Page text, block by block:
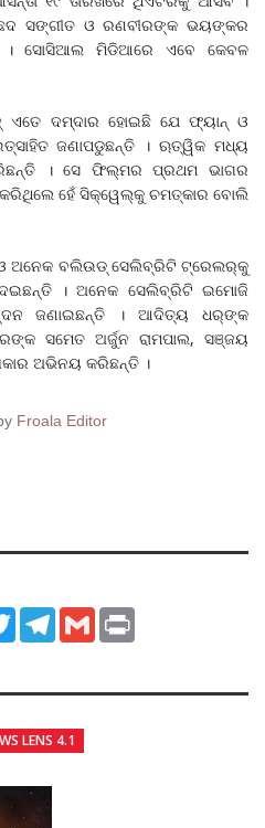
ସଙ୍ଗୀତ ଓ ରଣବୀରଙ୍କ ଭୟଙ୍କର
। ସୋସିଆଲ ମିଡିଆରେ ଏବେ କେବଳ
ଏତେ ଦମ୍‌ଦାର ହୋଇଛି ଯେ ଫ୍ୟାନ୍ ଓ
ଜଣାପଡୁଛନ୍ତି । ଋତ୍ୱିକ ମଧ୍ୟ
। ସେ ଫିଲ୍ମର ପ୍ରଥମ ଭାଗର
ହେଁ ସିକ୍ୱେଲ୍‌କୁ ଚମତ୍କାର ବୋଲି
ଓ ଅନେକ ବଲିଉଡ୍ ସେଲିବ୍ରିଟି ଟ୍ରେଲର୍‌କୁ
। ଅନେକ ସେଲିବ୍ରିଟି ଇମୋଜି
ଜଣାଇଛନ୍ତି । ଆଦିତ୍ୟ ଧର୍‌ଙ୍କ
ସମେତ ଅର୍ଜୁନ ରାମପାଲ, ସଞ୍ଜୟ
ଅଭିନୟ କରିଛନ୍ତି ।
Froala Editor
TwitterTelegram
Gmail
LENS 4.1